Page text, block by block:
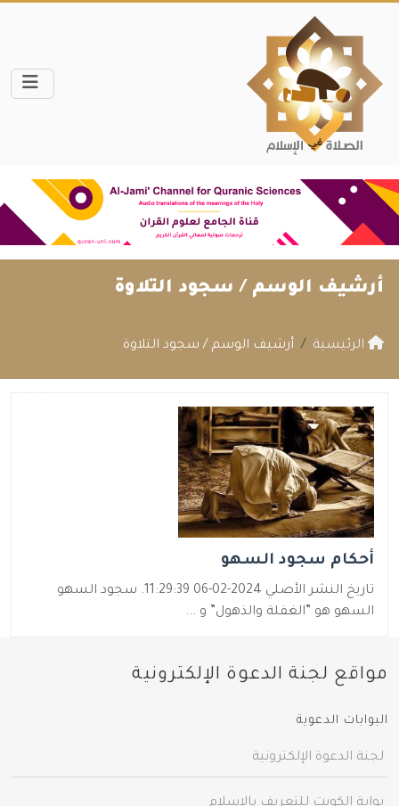
أرشيف الوسم / سجود التلاوة
الرئيسية أرشيف الوسم / سجود التلاوة
أحكام سجود السهو
تاريخ النشر الأصلي 2024-02-06 11:29:39. سجود السهو
السهو هو ‏”‏الغفلة والذهول‏”‏ و ...
مواقع لجنة الدعوة الإلكترونية
البوابات الدعوية
لجنة الدعوة الإلكترونية